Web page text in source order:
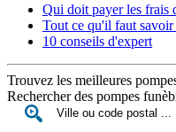
Qui doit payer les frais
Tout ce qu'il faut savoir
10 conseils d'expert
Trouvez les meilleures
Rechercher des pompes